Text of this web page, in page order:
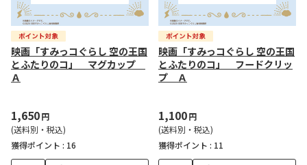
映画「すみっコぐらし 空の王国
とふたりのコ」 マグカップ
Ａ
1,650円
(送料別・税込)
獲得ポイント : 16
映画「すみっコぐらし 空の王国
とふたりのコ」 フードクリッ
プ Ａ
1,100円
(送料別・税込)
獲得ポイント : 11